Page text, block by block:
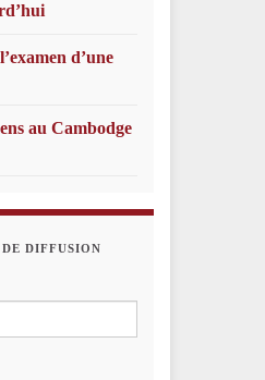
d’une
au Cambodge
DIFFUSION